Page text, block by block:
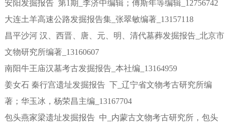
安阳发掘报告 第1期_李济中编辑；傅斯年等编辑_12756742
大连土羊高速公路发掘报告集_张翠敏编著_13157118
昌平沙河 汉、西晋、唐、元、明、清代墓葬发掘报告_北京市
文物研究所编著_13160607
南阳牛王庙汉墓考古发掘报告_本社编_13164959
姜女石 秦行宫遗址发掘报告 下_辽宁省文物考古研究所编
著；华玉冰，杨荣昌主编_13167704
包头燕家梁遗址发掘报告 中_内蒙古文物考古研究所，包头